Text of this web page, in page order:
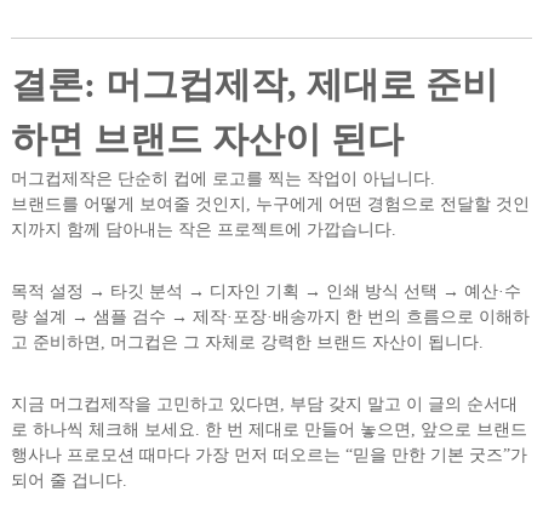
결론: 머그컵제작, 제대로 준비
하면 브랜드 자산이 된다
머그컵제작은 단순히 컵에 로고를 찍는 작업이 아닙니다.
브랜드를 어떻게 보여줄 것인지, 누구에게 어떤 경험으로 전달할 것인
지까지 함께 담아내는 작은 프로젝트에 가깝습니다.
목적 설정 → 타깃 분석 → 디자인 기획 → 인쇄 방식 선택 → 예산·수
량 설계 → 샘플 검수 → 제작·포장·배송까지 한 번의 흐름으로 이해하
고 준비하면, 머그컵은 그 자체로 강력한 브랜드 자산이 됩니다.
지금 머그컵제작을 고민하고 있다면, 부담 갖지 말고 이 글의 순서대
로 하나씩 체크해 보세요. 한 번 제대로 만들어 놓으면, 앞으로 브랜드
행사나 프로모션 때마다 가장 먼저 떠오르는 “믿을 만한 기본 굿즈”가
되어 줄 겁니다.